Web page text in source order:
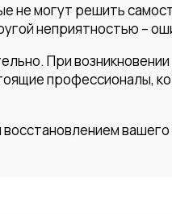
не могут решить
неприятностью –
При
профессионалы,
вашего